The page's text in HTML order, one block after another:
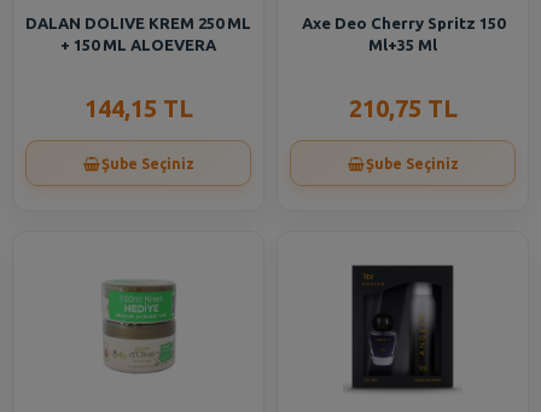
DALAN DOLIVE KREM 250 ML
+ 150 ML ALOEVERA
144,15 TL
Şube Seçiniz
Axe Deo Cherry Spritz 150
Ml+35 Ml
210,75 TL
Şube Seçiniz